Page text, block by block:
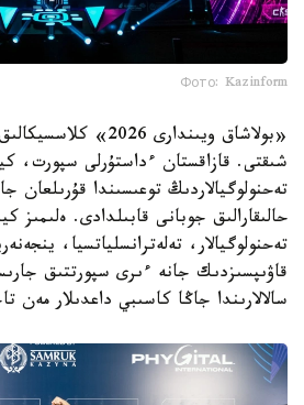
Фото: Kazinform
«بولاشاق ويىندارى
شىقتى. قازاقستان ءداستۇرلى سپورت،
تەحنولوگيالاردىڭ توعىسىندا قۇرىلعان
حالىقارالىق جوبانى قابىلدادى. ەلىمىز
تەحنولوگيالار، تەلەترانسلياتسيا،
قاۋىپسىزدىك جانە ءىرى سپورتتىق
سالالارىندا جاڭا كاسىبي داعدىلار مەن